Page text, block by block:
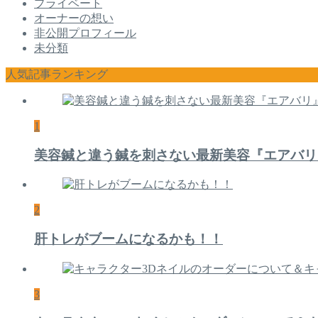
プライベート
オーナーの想い
非公開プロフィール
未分類
人気記事ランキング
1
美容鍼と違う鍼を刺さない最新美容『エアバ
2
肝トレがブームになるかも！！
3